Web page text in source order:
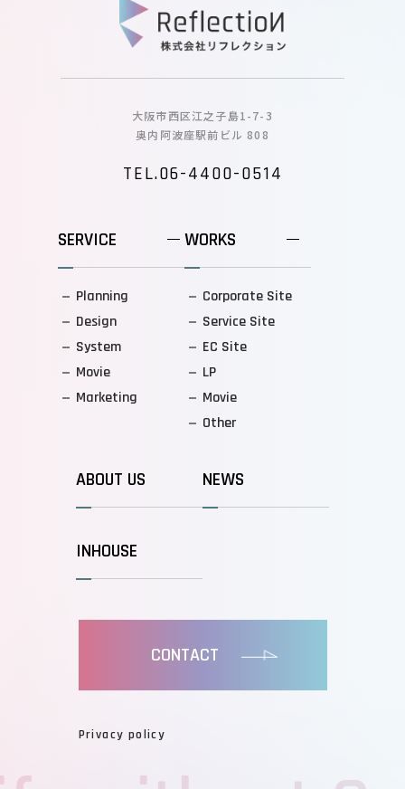
大阪市西区江之子島1-7-3
奥内阿波座駅前ビル 808
TEL.06-4400-0514
SERVICE
Planning
Design
System
Movie
Marketing
WORKS
Corporate Site
Service Site
EC Site
LP
Movie
Other
ABOUT US NEWS
INHOUSE
CONTACT
Privacy policy